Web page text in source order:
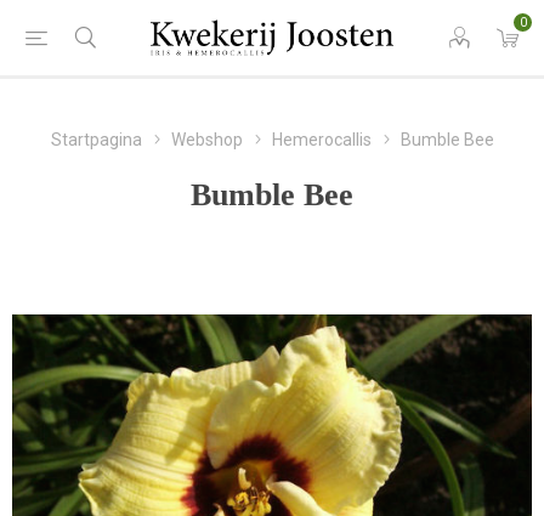
0
Startpagina Webshop Hemerocallis Bumble Bee
Bumble Bee